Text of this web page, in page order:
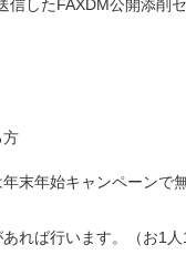
信したFAXDM公開添削
末年始キャンペーンで
れば行います。（お1人1